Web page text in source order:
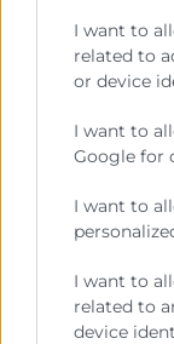
I want to
related to
or device
I want to
Google for
I want to
I want to
related to
device
Sobre la
Precio